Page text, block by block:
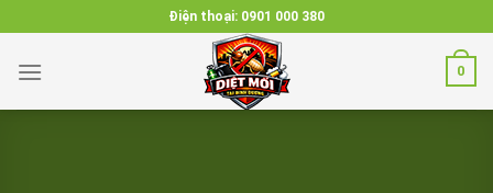
to
content
Điện thoại: 0901 000 380
0